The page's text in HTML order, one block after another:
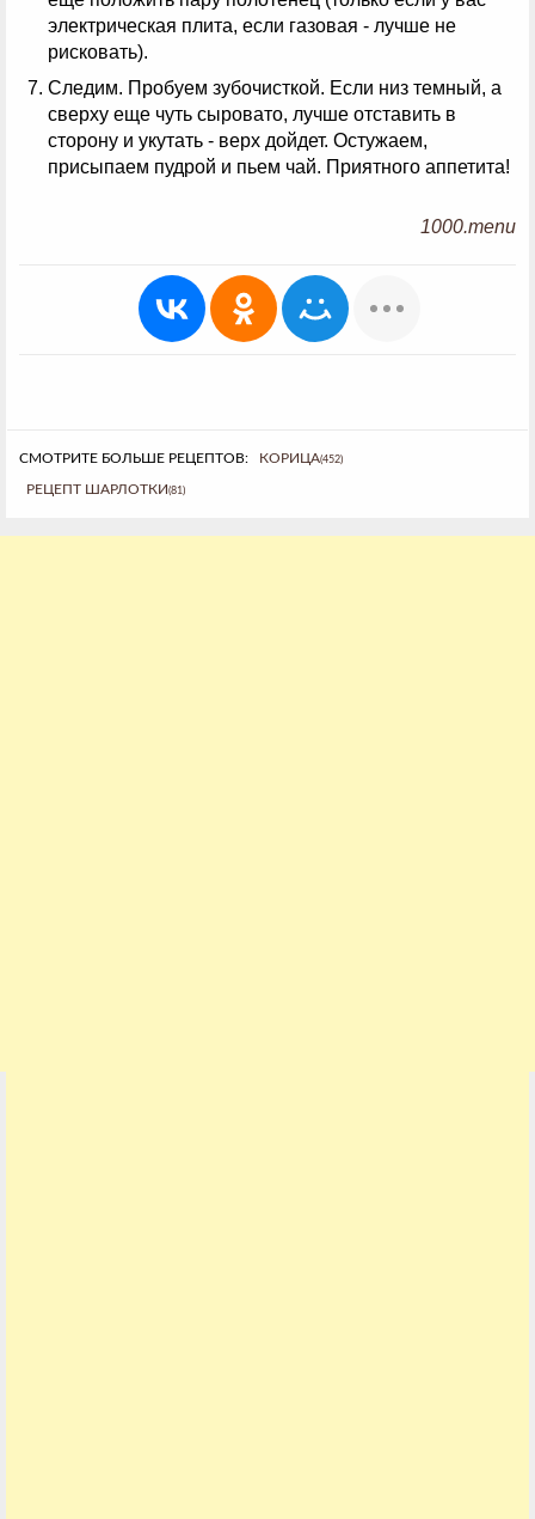
электрическая плита, если газовая - лучше не
рисковать).
Следим. Пробуем зубочисткой. Если низ темный, а
сверху еще чуть сыровато, лучше отставить в
сторону и укутать - верх дойдет. Остужаем,
присыпаем пудрой и пьем чай. Приятного аппетита!
1000.menu
СМОТРИТЕ БОЛЬШЕ РЕЦЕПТОВ: КОРИЦА(452)
РЕЦЕПТ ШАРЛОТКИ(81)